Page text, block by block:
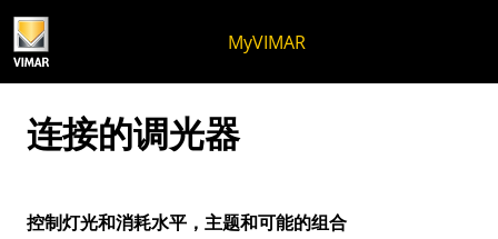
MyVIMAR
连接的调光器
控制灯光和消耗水平，主题和可能的组合